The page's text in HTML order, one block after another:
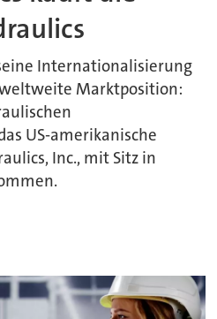
Internationalisierung
Marktposition:
US-amerikanische
Inc., mit Sitz in